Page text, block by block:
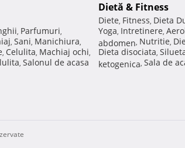
, Parfumuri,
, Sani, Manichiura,
, Celulita, Machiaj ochi,
, Salonul de acasa
Dietă & Fitness
Diete, Fitness, Dieta
Yoga, Intretinere,
abdomen, Nutritie,
Dieta disociata,
ketogenica, Sala de